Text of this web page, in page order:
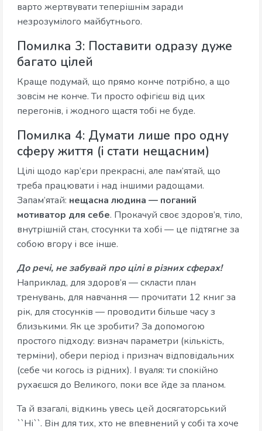
варто жертвувати теперішнім заради
незрозумілого майбутнього.
Помилка 3: Поставити одразу дуже
багато цілей
Краще подумай, що прямо конче потрібно, а що
зовсім не конче. Ти просто офігієш від цих
перегонів, і жодного щастя тобі не буде.
Помилка 4: Думати лише про одну
сферу життя (і стати нещасним)
Цілі щодо кар’єри прекрасні, але пам’ятай, що
треба працювати і над іншими радощами.
Запам’ятай: нещасна людина — поганий
мотиватор для себе. Прокачуй своє здоров’я, тіло,
внутрішній стан, стосунки та хобі — це підтягне за
собою вгору і все інше.
До речі, не забувай про цілі в різних сферах!
Наприклад, для здоров’я — скласти план
тренувань, для навчання — прочитати 12 книг за
рік, для стосунків — проводити більше часу з
близькими. Як це зробити? За допомогою
простого підходу: визнач параметри (кількість,
терміни), обери період і признач відповідальних
(себе чи когось із рідних). І вуаля: ти спокійно
рухаєшся до Великого, поки все йде за планом.
Та й взагалі, відкинь увесь цей досягаторський
``Ні``. Він для тих, хто не впевнений у собі та хоче